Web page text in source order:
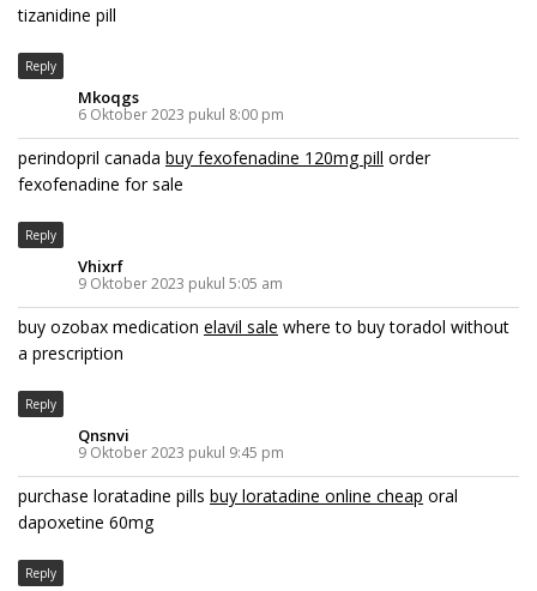
tizanidine pill
Reply
Mkoqgs
6 Oktober 2023 pukul 8:00 pm
perindopril canada buy fexofenadine 120mg pill order
fexofenadine for sale
Reply
Vhixrf
9 Oktober 2023 pukul 5:05 am
buy ozobax medication elavil sale where to buy toradol without
a prescription
Reply
Qnsnvi
9 Oktober 2023 pukul 9:45 pm
purchase loratadine pills buy loratadine online cheap oral
dapoxetine 60mg
Reply